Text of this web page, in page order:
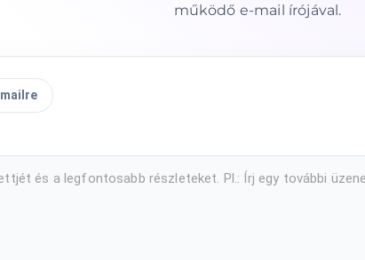
működő e-mail írójával.